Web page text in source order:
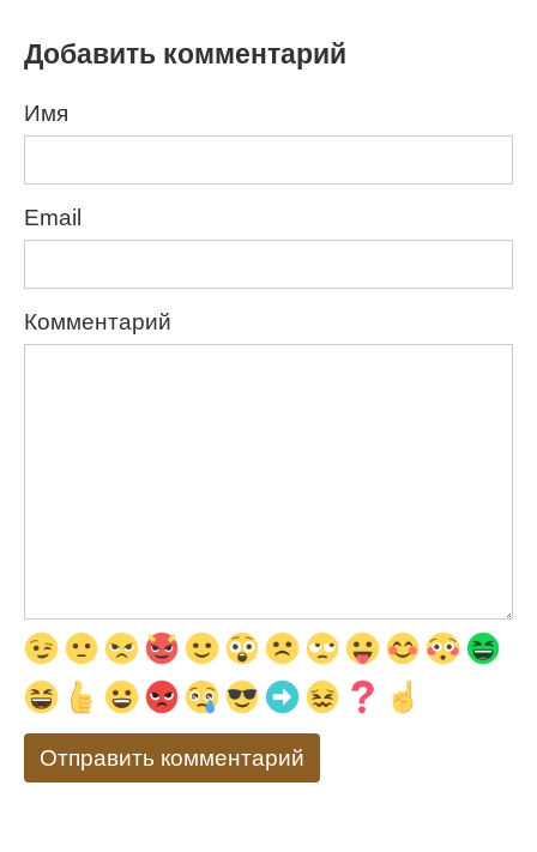
Добавить комментарий
Имя
Email
Комментарий